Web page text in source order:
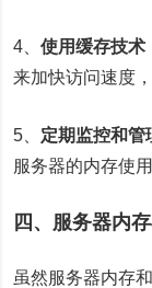
4、使用缓存技术
来加快访问速度
5、 定期监控和管
服务器的内存使
四、服务器内
虽然服务器内存